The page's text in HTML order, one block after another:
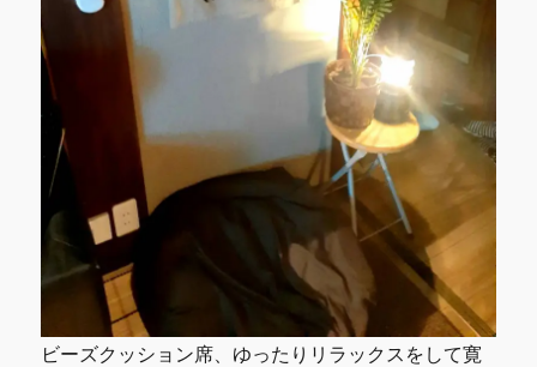
ビーズクッション席、ゆったりリラックスをして寛